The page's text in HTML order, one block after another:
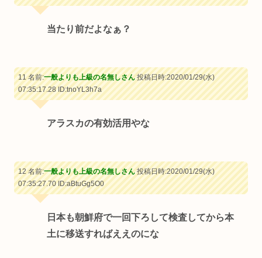
当たり前だよなぁ？
11 名前:一般よりも上級の名無しさん投稿日時:2020/01/29(水)
07:35:17.28ID:tnoYL3h7a
アラスカの有効活用やな
12 名前:一般よりも上級の名無しさん投稿日時:2020/01/29(水)
07:35:27.70ID:aBtuGg5O0
日本も朝鮮府で一回下ろして検査してから本
土に移送すればええのにな